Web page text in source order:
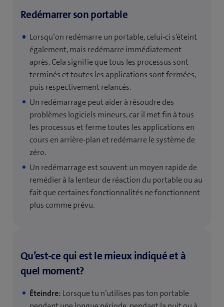
Redémarrer son portable
Lorsqu’on redémarre un portable, celui-ci s’éteint
également, mais redémarre immédiatement
après. Cela signifie que tous les processus sont
terminés et toutes les applications sont fermées,
puis respectivement relancés.
Un redémarrage peut aider à résoudre des
problèmes logiciels mineurs, car il met fin à tous
les processus et ferme toutes les applications en
cours en arrière-plan et redémarre le système de
zéro.
Un redémarrage est souvent un moyen rapide de
remédier à la lenteur de réaction du portable ou au
fait que certaines fonctionnalités ne fonctionnent
plus comme prévu.
Qu’est-ce qui est le mieux indiqué et à
quel moment?
Éteindre: Lorsque tu n’utilises pas ton portable